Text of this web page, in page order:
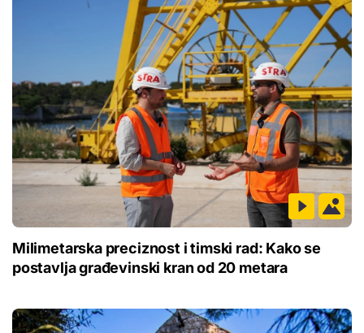
Milimetarska preciznost i timski rad: Kako se
postavlja građevinski kran od 20 metara